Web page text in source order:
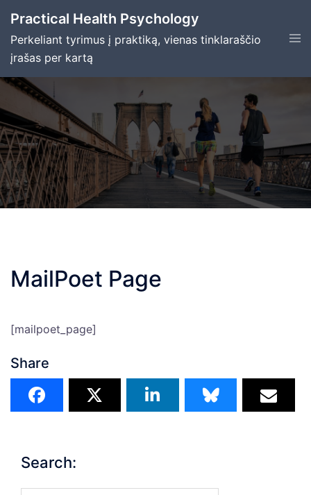
content
Practical Health Psychology
Perkeliant tyrimus į praktiką, vienas tinklaraščio
įrašas per kartą
MailPoet Page
[mailpoet_page]
Share
Search: